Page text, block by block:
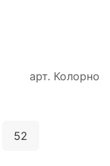
арт. Колорно
52